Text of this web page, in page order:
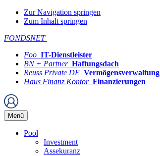
Zur Navigation springen
Zum Inhalt springen
FONDSNET
Foo IT-Dienstleister
BN + Partner Haftungsdach
Reuss Private DE Vermögensverwaltung
Haus Finanz Kontor Finanzierungen
Menü
Pool
Investment
Assekuranz